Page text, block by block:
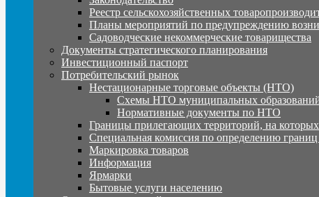
Реестр сельскохозяйственных
Планы мероприятий по предупреждению
Садоводческие некоммерческие товарищества
Документы стратегического планирования
Инвестиционный паспорт
Потребительский рынок
Нестационарные торговые объекты (НТО)
Схемы НТО муниципальных
Нормативные документы по НТО
Границы прилегающих территорий, на
Специальная комиссия по определению
Маркировка товаров
Информация
Ярмарки
Бытовые услуги населению